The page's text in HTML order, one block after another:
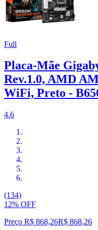
Full
Placa-Mãe
Rev.1.0, AMD
WiFi, Preto -
4.6
(134)
12% OFF
Preço R$ 868,26R$ 868,26